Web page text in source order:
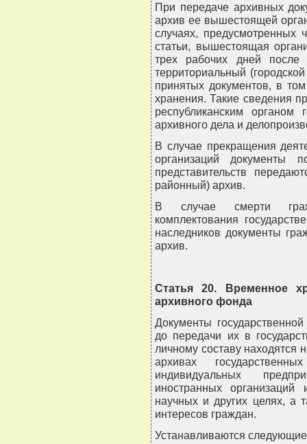
При передаче архивных
архив ее вышестоящей
случаях, предусмотренных
статьи, вышестоящая
трех рабочих дней после
территориальный
принятых документов, в
хранения. Такие сведения
республиканским органом
архивного дела и
В случае прекращения
организаций документы
представительств
районный) архив.
В случае смерти
комплектования
наследников документы
архив.
Статья 20. Временное
архивного фонда
Документы
до передачи их в
личному составу находятся
архивах
индивидуальных
иностранных
научных и других целях, а
интересов граждан.
Устанавливаются